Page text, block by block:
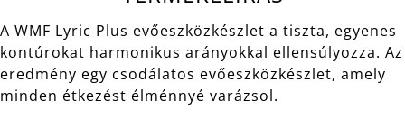
A WMF Lyric Plus evőeszközkészlet a tiszta, egyenes
kontúrokat harmonikus arányokkal ellensúlyozza. Az
eredmény egy csodálatos evőeszközkészlet, amely
minden étkezést élménnyé varázsol.